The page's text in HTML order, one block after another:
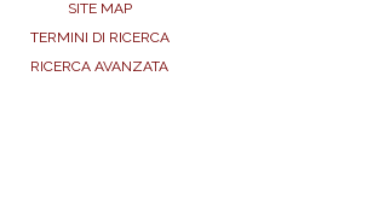
SITE MAP
TERMINI DI RICERCA
RICERCA AVANZATA